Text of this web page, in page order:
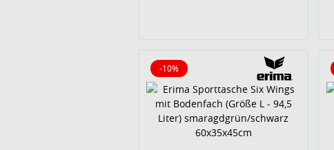
-10%
10% reduziert